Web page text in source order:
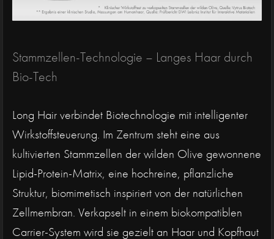
Stammzellen-Technologie – Langes Haar durch
Bio-Tech
Long Hair verbindet Biotechnologie mit intelligenter
Wirkstoffsteuerung. Im Zentrum steht eine aus
kultivierten Stammzellen der wilden Olive gewonnene
Lipid-Protein-Matrix, eine hochreine, pflanzliche
Struktur, biomimetisch inspiriert von der natürlichen
Zellmembran. Verkapselt in einem biokompatiblen
Carrier-System wird sie gezielt an Haar und Kopfhaut